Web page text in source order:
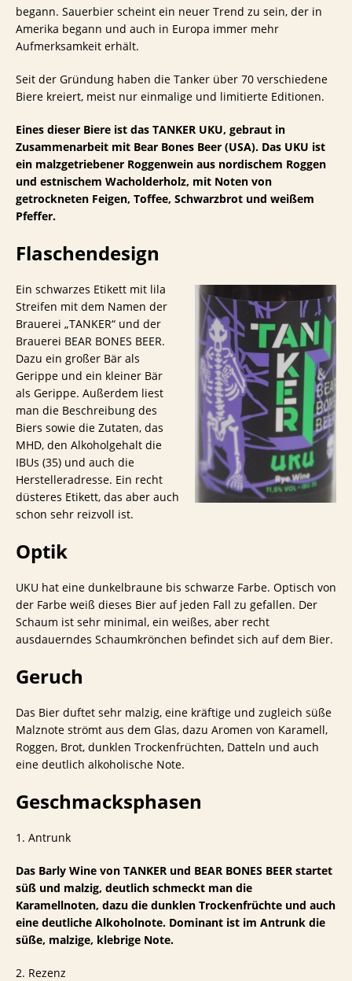
begann. Sauerbier scheint ein neuer Trend zu sein, der in
Amerika begann und auch in Europa immer mehr
Aufmerksamkeit erhält.
Seit der Gründung haben die Tanker über 70 verschiedene
Biere kreiert, meist nur einmalige und limitierte Editionen.
Eines dieser Biere ist das TANKER UKU, gebraut in
Zusammenarbeit mit Bear Bones Beer (USA). Das UKU ist
ein malzgetriebener Roggenwein aus nordischem Roggen
und estnischem Wacholderholz, mit Noten von
getrockneten Feigen, Toffee, Schwarzbrot und weißem
Pfeffer.
Flaschendesign
Ein schwarzes Etikett mit lila
Streifen mit dem Namen der
Brauerei „TANKER“ und der
Brauerei BEAR BONES BEER.
Dazu ein großer Bär als
Gerippe und ein kleiner Bär
als Gerippe. Außerdem liest
man die Beschreibung des
Biers sowie die Zutaten, das
MHD, den Alkoholgehalt die
IBUs (35) und auch die
Herstelleradresse. Ein recht
düsteres Etikett, das aber auch
schon sehr reizvoll ist.
Optik
UKU hat eine dunkelbraune bis schwarze Farbe. Optisch von
der Farbe weiß dieses Bier auf jeden Fall zu gefallen. Der
Schaum ist sehr minimal, ein weißes, aber recht
ausdauerndes Schaumkrönchen befindet sich auf dem Bier.
Geruch
Das Bier duftet sehr malzig, eine kräftige und zugleich süße
Malznote strömt aus dem Glas, dazu Aromen von Karamell,
Roggen, Brot, dunklen Trockenfrüchten, Datteln und auch
eine deutlich alkoholische Note.
Geschmacksphasen
1. Antrunk
Das Barly Wine von TANKER und BEAR BONES BEER startet
süß und malzig, deutlich schmeckt man die
Karamellnoten, dazu die dunklen Trockenfrüchte und auch
eine deutliche Alkoholnote. Dominant ist im Antrunk die
süße, malzige, klebrige Note.
2. Rezenz